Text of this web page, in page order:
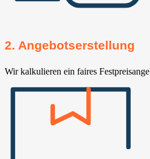
2. Angebotserstellung
Wir kalkulieren ein faires